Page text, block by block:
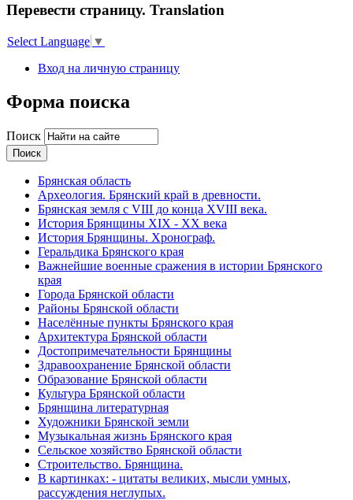
Перевести страницу. Translation
Select Language ▼
Вход на личную страницу
Форма поиска
Поиск
Брянская область
Археология. Брянский край в древности.
Брянская земля с VIII до конца XVIII века.
История Брянщины XIX - XX века
История Брянщины. Хронограф.
Геральдика Брянского края
Важнейшие военные сражения в истории Брянского
края
Города Брянской области
Районы Брянской области
Населённые пункты Брянского края
Архитектура Брянской области
Достопримечательности Брянщины
Здравоохранение Брянской области
Образование Брянской области
Культура Брянской области
Брянщина литературная
Художники Брянской земли
Музыкальная жизнь Брянского края
Сельское хозяйство Брянской области
Строительство. Брянщина.
В картинках: - цитаты великих, мысли умных,
рассуждения неглупых.